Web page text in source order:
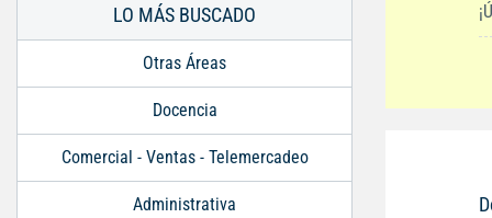
LO MÁS BUSCADO
Otras Áreas
Docencia
Comercial - Ventas - Telemercadeo
Administrativa